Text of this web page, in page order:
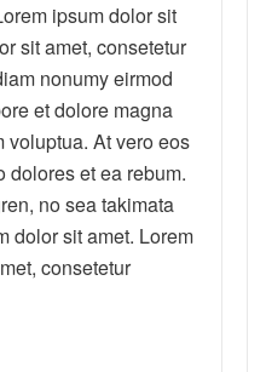
ipsum dolor sit
sit amet, consetetur
nonumy eirmod
et dolore magna
voluptua. At vero eos
dolores et ea rebum.
no sea takimata
dolor sit amet. Lorem
consetetur